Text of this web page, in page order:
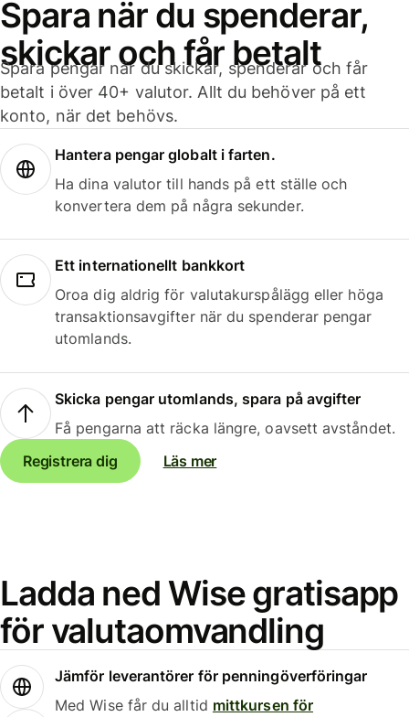
Spara när du spenderar,
skickar och får betalt
Spara pengar när du skickar, spenderar och får
betalt i över 40+ valutor. Allt du behöver på ett
konto, när det behövs.
Hantera pengar globalt i farten.
Ha dina valutor till hands på ett ställe och
konvertera dem på några sekunder.
Ett internationellt bankkort
Oroa dig aldrig för valutakurspålägg eller höga
transaktionsavgifter när du spenderar pengar
utomlands.
Skicka pengar utomlands, spara på avgifter
Få pengarna att räcka längre, oavsett avståndet.
Registrera dig
Läs mer
Ladda ned Wise gratisapp
för valutaomvandling
Jämför leverantörer för penningöverföringar
Med Wise får du alltid mittkursen för